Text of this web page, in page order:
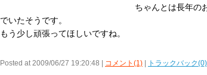
ちゃんとは長年の
いたそうです。
う少し頑張ってほしいですね。
Posted at 2009/06/27 19:20:48 | コメント(1) トラックバック(0)